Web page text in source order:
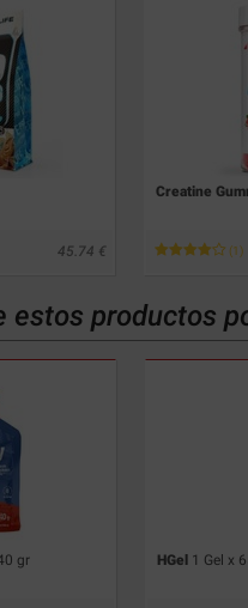
45.74
Creatine
(1)
estos productos
gr HGel 1 Gel x